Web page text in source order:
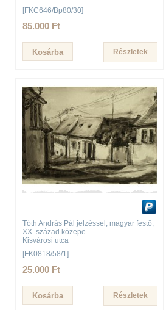
[FKC646/Bp80/30]
85.000 Ft
Részletek
Tóth András Pál jelzéssel, magyar festő,
XX. század közepe
Kisvárosi utca
[FK0818/58/1]
25.000 Ft
Részletek